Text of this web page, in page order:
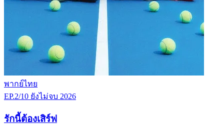
พากย์ไทย
EP.2/10 ยังไม่จบ 2026
รักนี้ต้องเสิร์ฟ